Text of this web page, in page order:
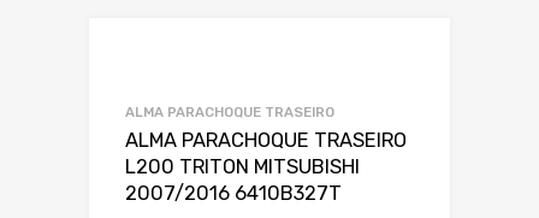
ALMA PARACHOQUE TRASEIRO
ALMA PARACHOQUE TRASEIRO
L200 TRITON MITSUBISHI
2007/2016 6410B327T